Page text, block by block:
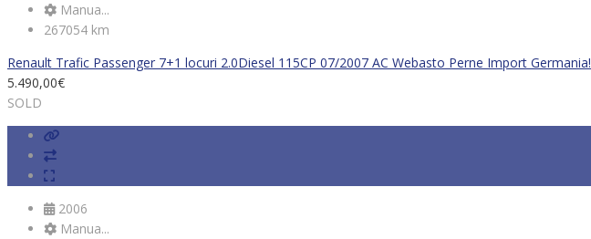
Manua...
267054 km
Renault Trafic Passenger 7+1 locuri 2.0Diesel 115CP 07/2007 AC Webasto Perne Import Germania!
5.490,00€
SOLD
2006
Manua...